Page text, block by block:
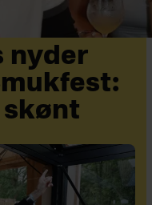
nyder
skønt